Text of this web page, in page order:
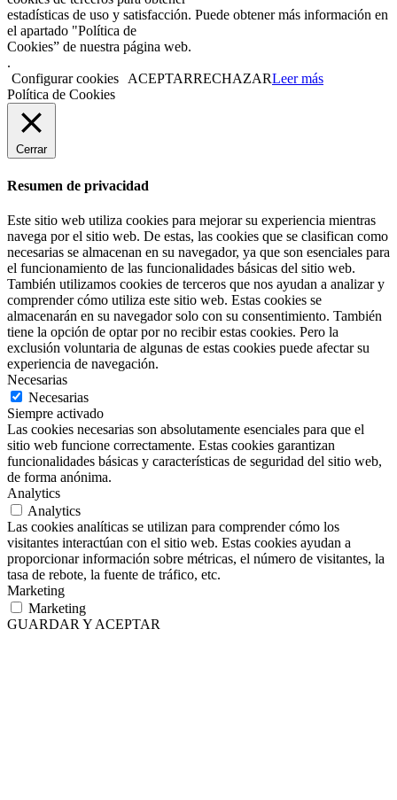
estadísticas de uso y satisfacción. Puede obtener más información en
el apartado "Política de
Cookies” de nuestra página web.
.
Configurar cookies ACEPTARRECHAZARLeer más
Política de Cookies
Cerrar
Resumen de privacidad
Este sitio web utiliza cookies para mejorar su experiencia mientras
navega por el sitio web. De estas, las cookies que se clasifican como
necesarias se almacenan en su navegador, ya que son esenciales para
el funcionamiento de las funcionalidades básicas del sitio web.
También utilizamos cookies de terceros que nos ayudan a analizar y
comprender cómo utiliza este sitio web. Estas cookies se
almacenarán en su navegador solo con su consentimiento. También
tiene la opción de optar por no recibir estas cookies. Pero la
exclusión voluntaria de algunas de estas cookies puede afectar su
experiencia de navegación.
Necesarias
Necesarias
Siempre activado
Las cookies necesarias son absolutamente esenciales para que el
sitio web funcione correctamente. Estas cookies garantizan
funcionalidades básicas y características de seguridad del sitio web,
de forma anónima.
Analytics
Analytics
Las cookies analíticas se utilizan para comprender cómo los
visitantes interactúan con el sitio web. Estas cookies ayudan a
proporcionar información sobre métricas, el número de visitantes, la
tasa de rebote, la fuente de tráfico, etc.
Marketing
Marketing
GUARDAR Y ACEPTAR